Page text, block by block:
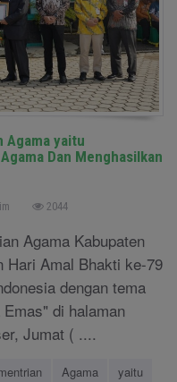
Agama yaitu
Dan Menghasilkan
2044
Agama Kabupaten
Hari Amal Bhakti ke-79
dengan tema
di halaman
Jumat ( ....
Agama
yaitu